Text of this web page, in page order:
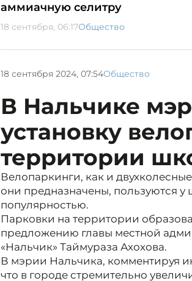
аммиачную селитру
18 сентября, 06:17Общество
18 сентября 2024, 07:54Общество
В Нальчике
установку
территории
Велопаркинги, как и
они предназначены, пользуются
популярностью.
Парковки на территории
предложению главы местной
«Нальчик» Таймураза Ахохова.
В мэрии Нальчика, комментируя
что в городе стремительно